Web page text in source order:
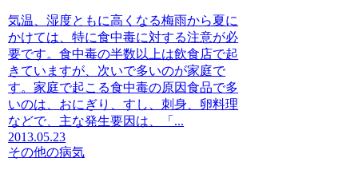
気温、湿度ともに高くなる梅雨から夏に
かけては、特に食中毒に対する注意が必
要です。食中毒の半数以上は飲食店で起
きていますが、次いで多いのが家庭で
す。家庭で起こる食中毒の原因食品で多
いのは、おにぎり、すし、刺身、卵料理
などで、主な発生要因は、「...
2013.05.23
その他の病気